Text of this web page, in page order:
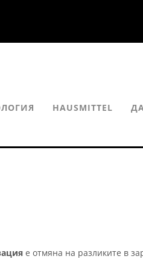
HAUSMITTEL
е отмяна на разликите в